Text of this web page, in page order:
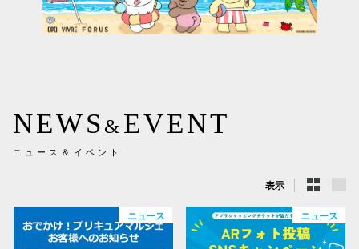
NEWS & EVENT
ニュース＆イベント
表示
ニュース ニュース